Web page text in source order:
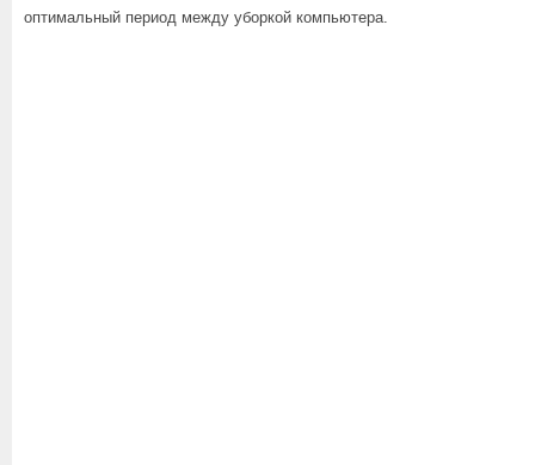
оптимальный период между уборкой компьютера.